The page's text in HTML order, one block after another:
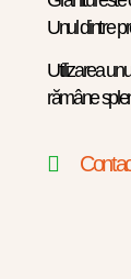
Unul dintre
Utilizarea
rămâne